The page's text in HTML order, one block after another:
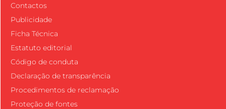
Contactos
Publicidade
Ficha Técnica
Estatuto editorial
Código de conduta
Declaração de transparência
Procedimentos de reclamação
Proteção de fontes